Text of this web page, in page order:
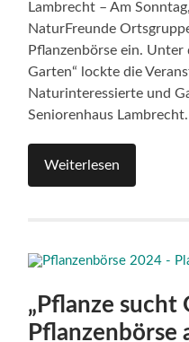
Lambrecht – Am
NaturFreunde
Pflanzenbörse ein.
Garten“ lockte die
Naturinteressierte und
Seniorenhaus Lambrecht.
Weiterlesen
„Pflanze sucht
Pflanzenbörse